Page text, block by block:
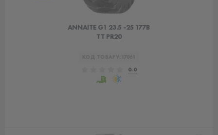
ANNAITE G1 23.5 -25 177B
TT PR20
0.0